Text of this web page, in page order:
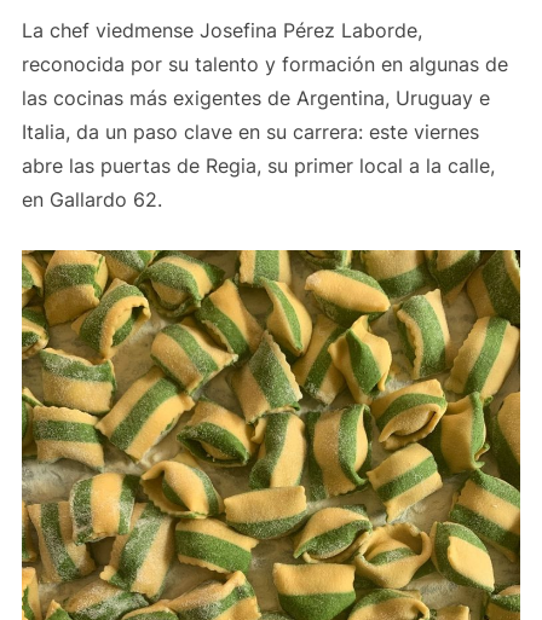
La chef viedmense Josefina Pérez Laborde,
reconocida por su talento y formación en algunas de
las cocinas más exigentes de Argentina, Uruguay e
Italia, da un paso clave en su carrera: este viernes
abre las puertas de Regia, su primer local a la calle,
en Gallardo 62.